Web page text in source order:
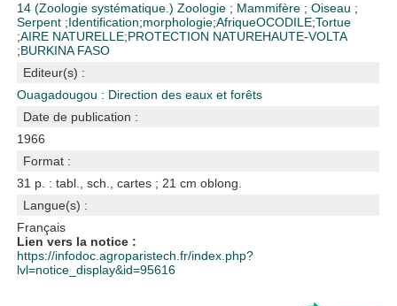
14 (Zoologie systématique.)Zoologie ; Mammifère ;Oiseau ;
Serpent ;Identification;morphologie;AfriqueOCODILE;Tortue
;AIRE NATURELLE;PROTECTION NATUREHAUTE-VOLTA
;BURKINA FASO
Editeur(s) :
Ouagadougou : Direction des eaux et forêts
Date de publication :
1966
Format :
31 p. : tabl., sch., cartes ; 21 cm oblong.
Langue(s) :
Français
Lien vers la notice :
https://infodoc.agroparistech.fr/index.php?
lvl=notice_display&id=95616